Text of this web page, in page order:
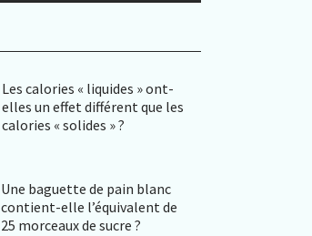
Les calories « liquides » ont-
elles un effet différent que les
calories « solides » ?
Une baguette de pain blanc
contient-elle l’équivalent de
25 morceaux de sucre ?